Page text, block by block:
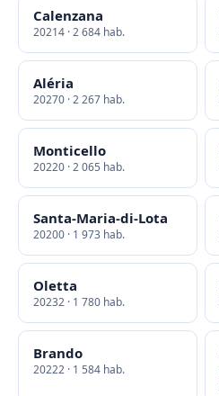
Calenzana
20214 · 2 684 hab.
Aléria
20270 · 2 267 hab.
Monticello
20220 · 2 065 hab.
Santa-Maria-di-Lota
20200 · 1 973 hab.
Oletta
20232 · 1 780 hab.
Brando
20222 · 1 584 hab.